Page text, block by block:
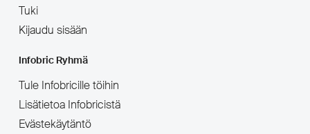
Tuki
Kijaudu sisään
Infobric Ryhmä
Tule Infobricille töihin
Lisätietoa Infobricistä
Evästekäytäntö